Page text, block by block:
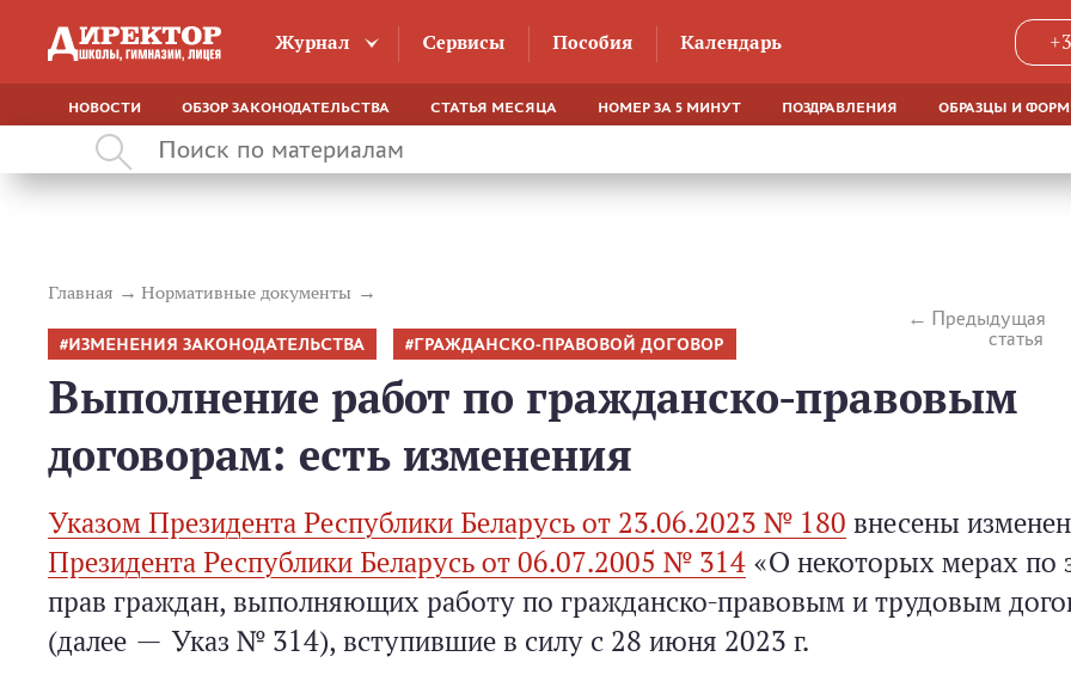
Журнал Сервисы Пособия Календарь
НОВОСТИ ОБЗОР ЗАКОНОДАТЕЛЬСТВА СТАТЬЯ МЕСЯЦА НОМЕР ЗА 5 МИНУТ ПОЗДРАВЛЕНИЯ ОБРАЗЦЫ И
Главная Нормативные документы
Предыдущая
статья
ИЗМЕНЕНИЯ ЗАКОНОДАТЕЛЬСТВА ГРАЖДАНСКО-ПРАВОВОЙ ДОГОВОР
Выполнение работ по гражданско-правовым
договорам: есть изменения
Указом Президента Республики Беларусь от 23.06.2023 № 180 внесены
Президента Республики Беларусь от 06.07.2005 № 314 «О некоторых мерах по
прав граждан, выполняющих работу по гражданско-­правовым и трудовым
(далее — Указ № 314), вступившие в силу с 28 июня 2023 г.